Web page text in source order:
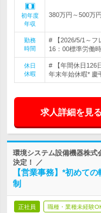
初年度
年収
380万円～500万円
勤務
時間
# 【2026/5/1～フ
16：00標準労働
休日
休暇
# 【年間休日126
年末年始休暇* 慶
求人詳細を見る
環境システム設備機器株式
決定！ ／
【営業事務】*初めて
制
正社員 職種・業種未経験